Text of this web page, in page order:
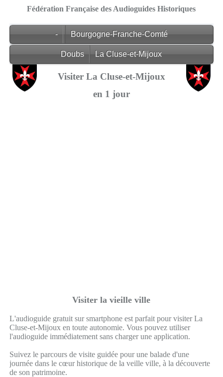
Fédération Française des Audioguides Historiques
- Bourgogne-Franche-Comté
Doubs La Cluse-et-Mijoux
Visiter La Cluse-et-Mijoux
en 1 jour
Visiter la vieille ville
L'audioguide gratuit sur smartphone est parfait pour visiter La
Cluse-et-Mijoux en toute autonomie. Vous pouvez utiliser
l'audioguide immédiatement sans charger une application.
Suivez le parcours de visite guidée pour une balade d'une
journée dans le cœur historique de la veille ville, à la découverte
de son patrimoine.